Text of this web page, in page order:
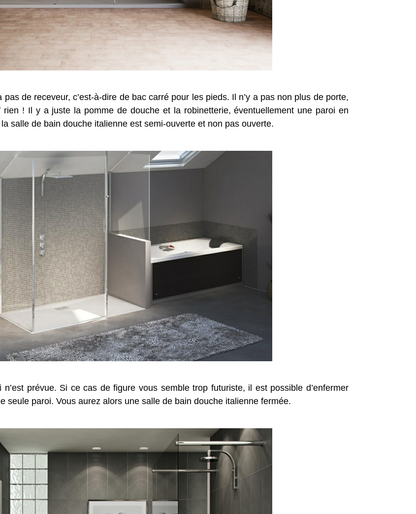
de receveur, c’est-à-dire de bac carré pour les pieds. Il n’y a pas non plus de porte,
! Il y a juste la pomme de douche et la robinetterie, éventuellement une paroi en
salle de bain douche italienne est semi-ouverte et non pas ouverte.
prévue. Si ce cas de figure vous semble trop futuriste, il est possible d’enfermer
seule paroi. Vous aurez alors une salle de bain douche italienne fermée.